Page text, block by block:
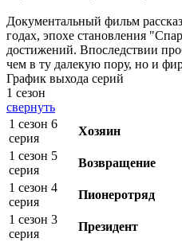
Документальный фильм
годах, эпохе становления
достижений. Впоследствии
чем в ту далекую пору, но и
График выхода серий
1 сезон
свернуть
1 сезон 6
серия
Хозяин
1 сезон 5
серия
Возвращение
1 сезон 4
серия
Пионеротряд
1 сезон 3
серия
Президент